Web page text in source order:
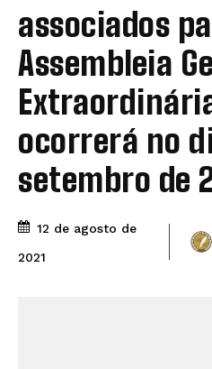
associados
Assembleia
ocorrerá no
setembro de
12 de agosto de
2021